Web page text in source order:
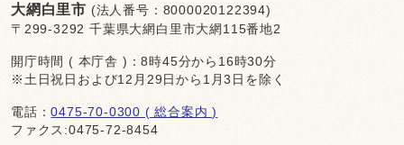
大網白里市 (法人番号：8000020122394)
〒299-3292 千葉県大網白里市大網115番地2
開庁時間 ( 本庁舎 )：8時45分から16時30分
※土日祝日および12月29日から1月3日を除く
電話：0475-70-0300 ( 総合案内 )
ファクス:0475-72-8454